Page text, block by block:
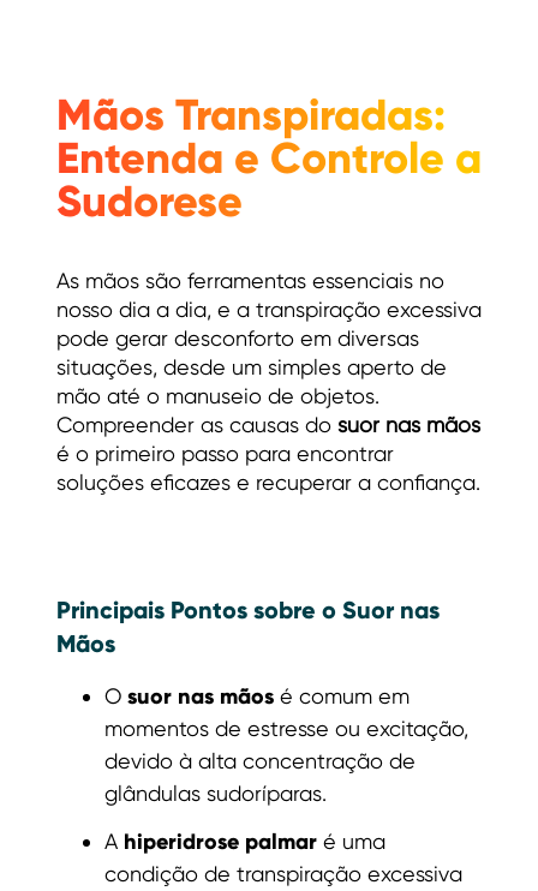
Mãos Transpiradas:
Entenda e Controle a
Sudorese
As mãos são ferramentas essenciais no
nosso dia a dia, e a transpiração excessiva
pode gerar desconforto em diversas
situações, desde um simples aperto de
mão até o manuseio de objetos.
Compreender as causas do suor nas mãos
é o primeiro passo para encontrar
soluções eficazes e recuperar a confiança.
Principais Pontos sobre o Suor nas
Mãos
O suor nas mãos é comum em
momentos de estresse ou excitação,
devido à alta concentração de
glândulas sudoríparas.
A hiperidrose palmar é uma
condição de transpiração excessiva